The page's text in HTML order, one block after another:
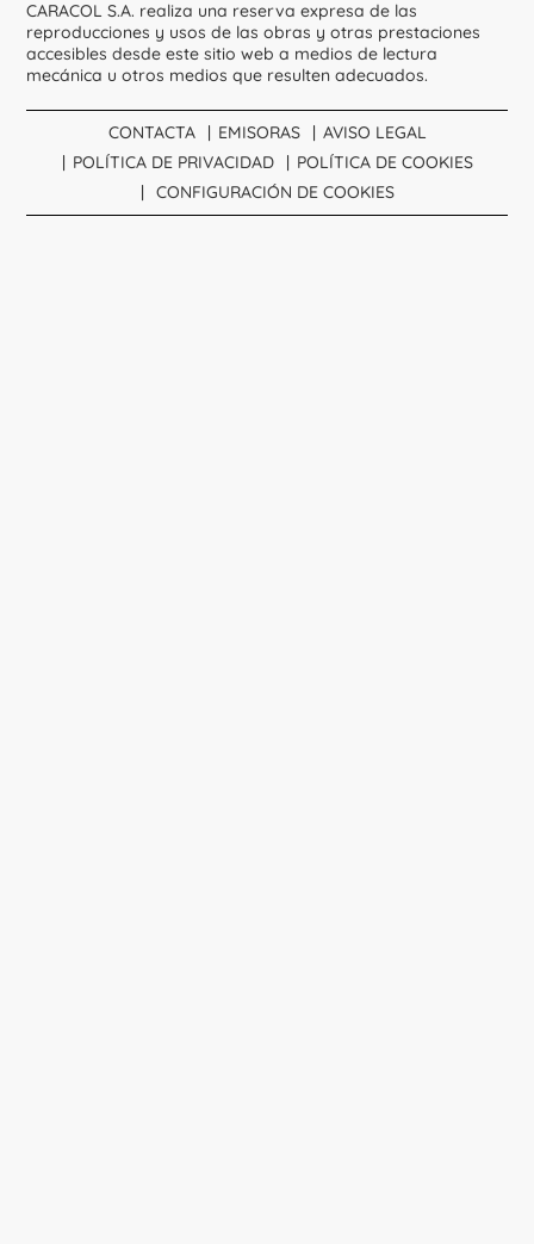
CARACOL S.A. realiza una reserva expresa de las
reproducciones y usos de las obras y otras prestaciones
accesibles desde este sitio web a medios de lectura
mecánica u otros medios que resulten adecuados.
CONTACTA EMISORAS
AVISO LEGAL
POLÍTICA DE PRIVACIDAD
POLÍTICA DE COOKIES
CONFIGURACIÓN DE COOKIES